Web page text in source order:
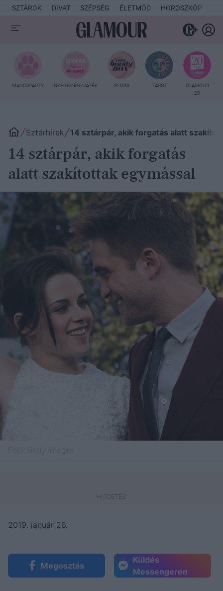
SZTÁROK DIVAT SZÉPSÉG ÉLETMÓD HOROSZKÓP
MANCSPARTY NYEREMÉNYJÁTÉK SYOSS TAROT
GLAMOUR
20
Sztárhírek 14 sztárpár, akik forgatás alatt
14 sztárpár, akik forgatás
alatt szakítottak egymással
2019. január 26.
Megosztás
Küldés
Messengeren